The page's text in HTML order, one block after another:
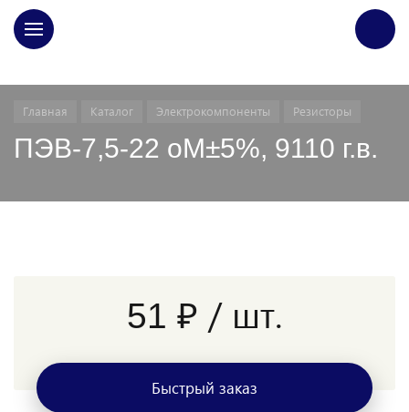
Главная Каталог Электрокомпоненты Резисторы
ПЭВ-7,5-22 оМ±5%, 9110 г.в.
51 ₽ / шт.
Быстрый заказ